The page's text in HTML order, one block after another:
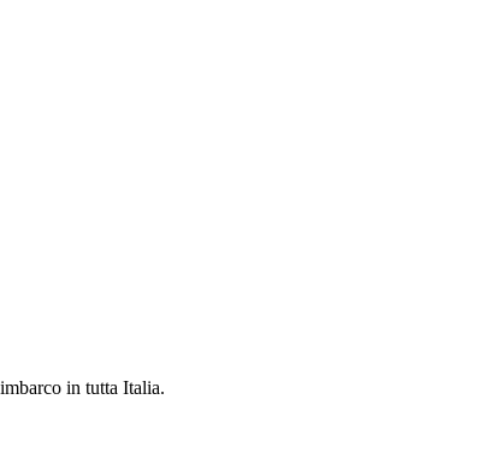
in tutta Italia.